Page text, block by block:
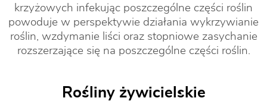
krzyżowych infekując poszczególne części roślin
powoduje w perspektywie działania wykrzywianie
roślin, wzdymanie liści oraz stopniowe zasychanie
rozszerzające się na poszczególne części roślin.
Rośliny żywicielskie